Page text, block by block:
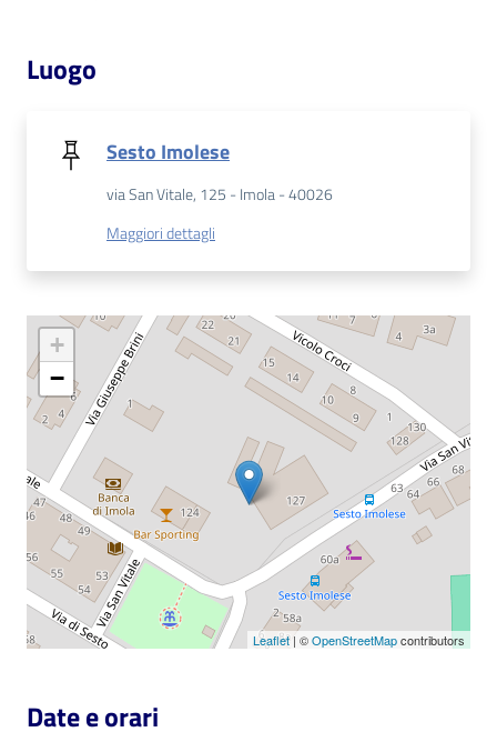
lettura
Seguici
Catalogo
on line
Chiedi al
Luogo
Sesto Imolese
via San Vitale, 125 - Imola - 40026
Maggiori dettagli
+
−
Leaflet | ©OpenStreetMapcontributors
Date e orari